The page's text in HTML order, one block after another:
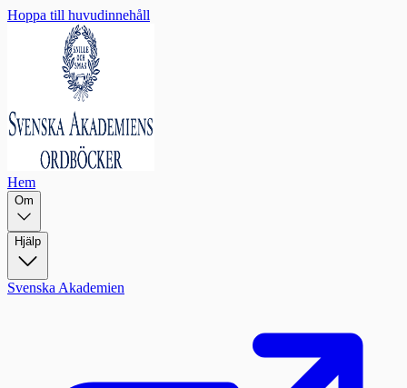
Hoppa till huvudinnehåll
Hem
Om
Hjälp
Svenska Akademien